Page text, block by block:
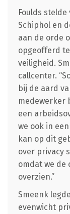
Foulds
Schiphol en
aan de orde
opgeofferd
veiligheid.
callcenter.
bij de aard
medewerker
een
we ook in
kan op dit
over privacy
omdat we de
overzien.”
Smeenk
evenwicht